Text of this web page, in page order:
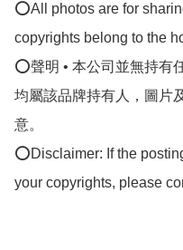
⭕All photos are for
copyrights belong to the
⭕聲明 • 本公司並無持有
均屬該品牌持有人，圖片
意。
⭕Disclaimer: If the
your copyrights, please